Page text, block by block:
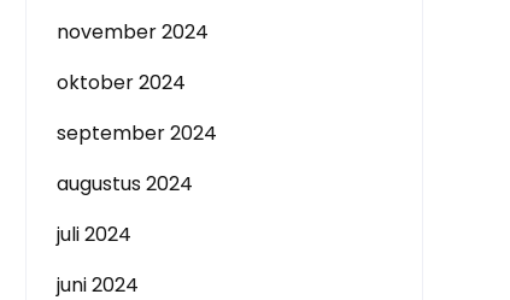
november 2024
oktober 2024
september 2024
augustus 2024
juli 2024
juni 2024